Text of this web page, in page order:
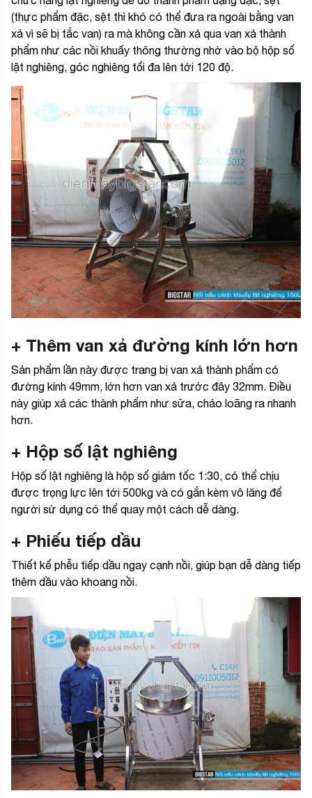
(thực phẩm đặc, sệt thì khó có thể đưa ra ngoài bằng van
xả vì sẽ bị tắc van) ra mà không cần xả qua van xả thành
phẩm như các nồi khuấy thông thường nhờ vào bộ hộp số
lật nghiêng, góc nghiêng tối đa lên tới 120 độ.
+ Thêm van xả đường kính lớn hơn
Sản phẩm lần này được trang bị van xả thành phẩm có
đường kính 49mm, lớn hơn van xả trước đây 32mm. Điều
này giúp xả các thành phẩm như sữa, cháo loãng ra nhanh
hơn.
+ Hộp số lật nghiêng
Hộp số lật nghiêng là hộp số giảm tốc 1:30, có thể chịu
được trọng lực lên tới 500kg và có gắn kèm vô lăng để
người sử dụng có thể quay một cách dễ dàng.
+ Phiếu tiếp dầu
Thiết kế phễu tiếp dầu ngay cạnh nồi, giúp bạn dễ dàng tiếp
thêm dầu vào khoang nồi.